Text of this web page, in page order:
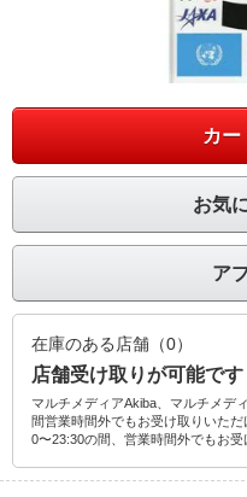
カー
お気
ア
在庫のある店舗（0）
店舗受け取りが可能です
マルチメディアAkiba、マルチメデ
間営業時間外でもお受け取りいた
0〜23:30の間、営業時間外でもお